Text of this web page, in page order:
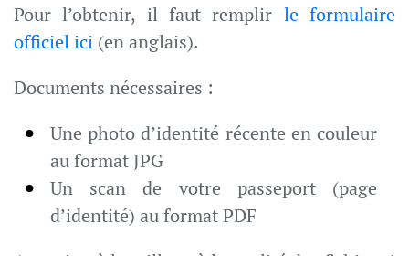
Pour l’obtenir, il faut remplir le formulaire
officiel ici (en anglais).
Documents nécessaires :
Une photo d’identité récente en couleur
au format JPG
Un scan de votre passeport (page
d’identité) au format PDF